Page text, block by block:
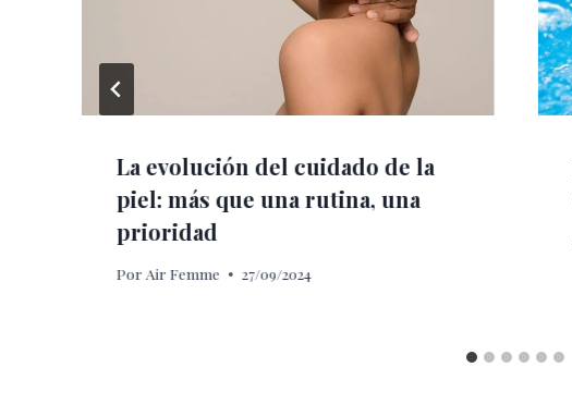
La evolución del cuidado de la
piel: más que una rutina, una
prioridad
Por Air Femme 27/09/2024